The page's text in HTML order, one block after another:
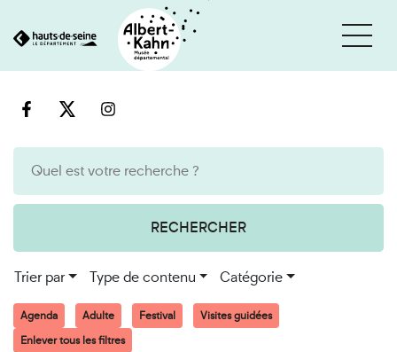
au
RECHERCHER
Trier par Type de contenu Catégorie
Agenda Adulte Festival
Visites guidées
Enlever tous les filtres
Cookies et traceurs utilisés sur ce site